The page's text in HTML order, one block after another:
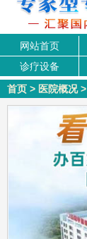
网站首页
诊疗设备
首页 > 医院概况>